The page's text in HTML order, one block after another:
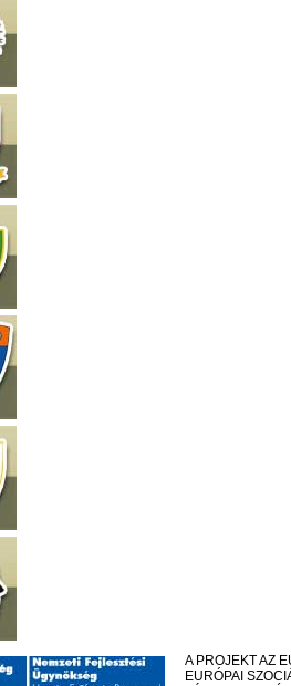
A PROJEKT AZ
EURÓPAI